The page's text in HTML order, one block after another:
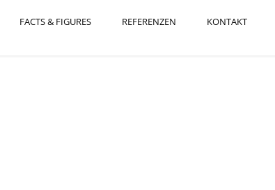
FACTS & FIGURES REFERENZEN KONTAKT